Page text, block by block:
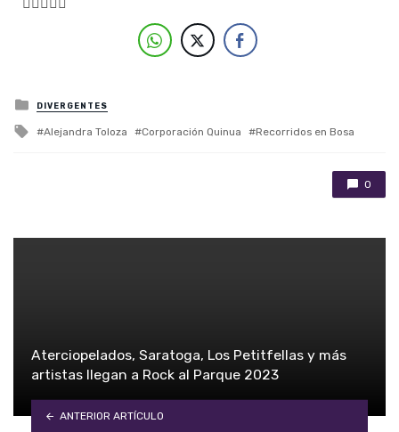
Posted in
DIVERGENTES
Tagged with
Alejandra Toloza Corporación Quinua Recorridos en Bosa
0
Aterciopelados, Saratoga, Los Petitfellas y más
artistas llegan a Rock al Parque 2023
ANTERIOR ARTÍCULO